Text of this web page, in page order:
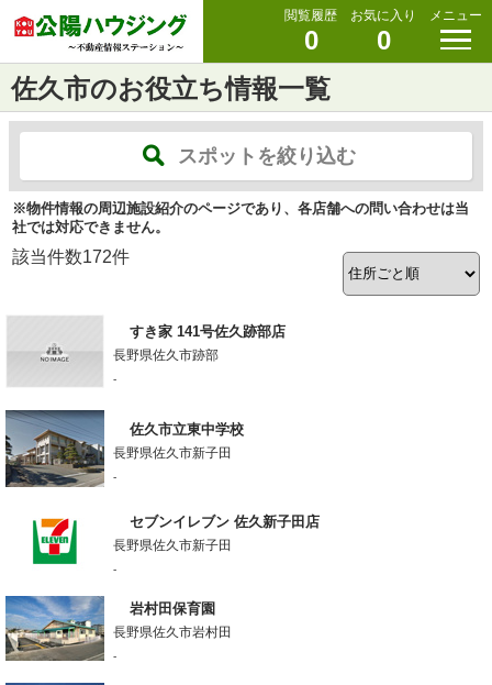
閲覧履歴
0
お気に入り
0
メニュー
佐久市のお役立ち情報一覧
スポットを絞り込む
※物件情報の周辺施設紹介のページであり、各店舗への問い合わせは当
社では対応できません。
該当件数172件
すき家 141号佐久跡部店
長野県佐久市跡部
-
佐久市立東中学校
長野県佐久市新子田
-
セブンイレブン 佐久新子田店
長野県佐久市新子田
-
岩村田保育園
長野県佐久市岩村田
-